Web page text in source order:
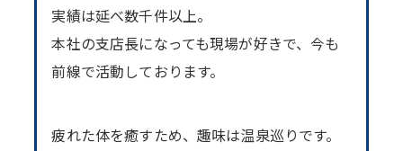
実績は延べ数千件以上。
本社の支店長になっても現場が好きで、今も
前線で活動しております。
疲れた体を癒すため、趣味は温泉巡りです。